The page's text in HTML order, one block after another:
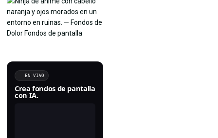
EN VIVO
Crea fondos de pantalla
con IA.